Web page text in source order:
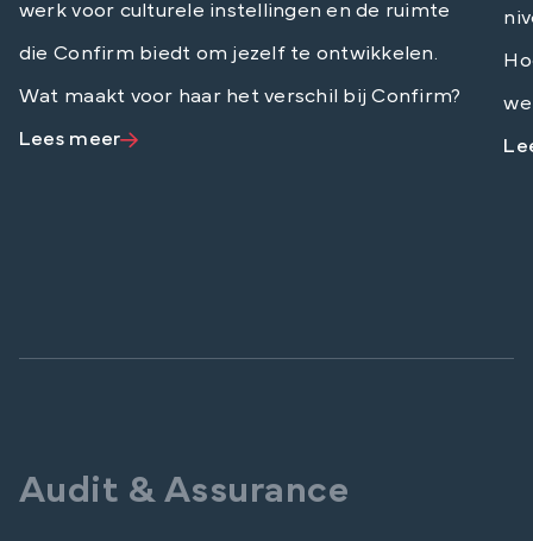
werk voor culturele instellingen en de ruimte
die Confirm biedt om jezelf te ontwikkelen.
Wat maakt voor haar het verschil bij Confirm?
Lees meer
Audit & Assurance